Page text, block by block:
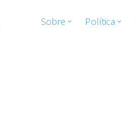
Sobre Política